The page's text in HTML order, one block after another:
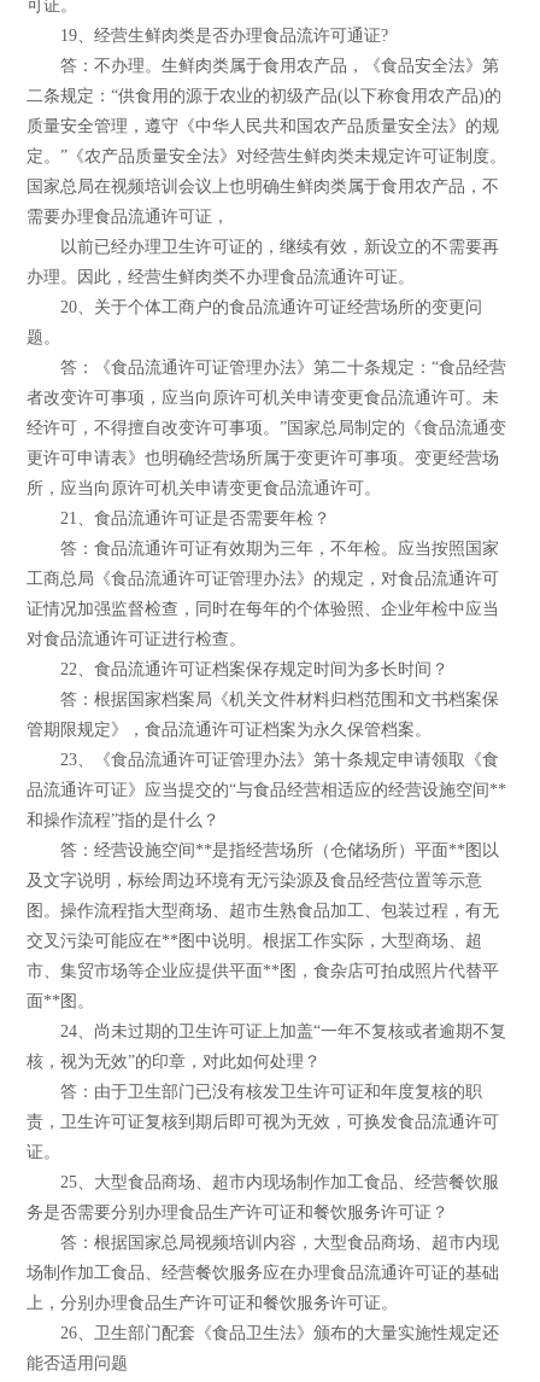
可证。
19、经营生鲜肉类是否办理食品流许可通证?
答：不办理。生鲜肉类属于食用农产品，《食品安全法》第
二条规定：“供食用的源于农业的初级产品(以下称食用农产品)的
质量安全管理，遵守《中华人民共和国农产品质量安全法》的规
定。”《农产品质量安全法》对经营生鲜肉类未规定许可证制度。
国家总局在视频培训会议上也明确生鲜肉类属于食用农产品，不
需要办理食品流通许可证，
以前已经办理卫生许可证的，继续有效，新设立的不需要再
办理。因此，经营生鲜肉类不办理食品流通许可证。
20、关于个体工商户的食品流通许可证经营场所的变更问
题。
答：《食品流通许可证管理办法》第二十条规定：“食品经营
者改变许可事项，应当向原许可机关申请变更食品流通许可。未
经许可，不得擅自改变许可事项。”国家总局制定的《食品流通变
更许可申请表》也明确经营场所属于变更许可事项。变更经营场
所，应当向原许可机关申请变更食品流通许可。
21、食品流通许可证是否需要年检？
答：食品流通许可证有效期为三年，不年检。应当按照国家
工商总局《食品流通许可证管理办法》的规定，对食品流通许可
证情况加强监督检查，同时在每年的个体验照、企业年检中应当
对食品流通许可证进行检查。
22、食品流通许可证档案保存规定时间为多长时间？
答：根据国家档案局《机关文件材料归档范围和文书档案保
管期限规定》，食品流通许可证档案为永久保管档案。
23、《食品流通许可证管理办法》第十条规定申请领取《食
品流通许可证》应当提交的“与食品经营相适应的经营设施空间**
和操作流程”指的是什么？
答：经营设施空间**是指经营场所（仓储场所）平面**图以
及文字说明，标绘周边环境有无污染源及食品经营位置等示意
图。操作流程指大型商场、超市生熟食品加工、包装过程，有无
交叉污染可能应在**图中说明。根据工作实际，大型商场、超
市、集贸市场等企业应提供平面**图，食杂店可拍成照片代替平
面**图。
24、尚未过期的卫生许可证上加盖“一年不复核或者逾期不复
核，视为无效”的印章，对此如何处理？
答：由于卫生部门已没有核发卫生许可证和年度复核的职
责，卫生许可证复核到期后即可视为无效，可换发食品流通许可
证。
25、大型食品商场、超市内现场制作加工食品、经营餐饮服
务是否需要分别办理食品生产许可证和餐饮服务许可证？
答：根据国家总局视频培训内容，大型食品商场、超市内现
场制作加工食品、经营餐饮服务应在办理食品流通许可证的基础
上，分别办理食品生产许可证和餐饮服务许可证。
26、卫生部门配套《食品卫生法》颁布的大量实施性规定还
能否适用问题